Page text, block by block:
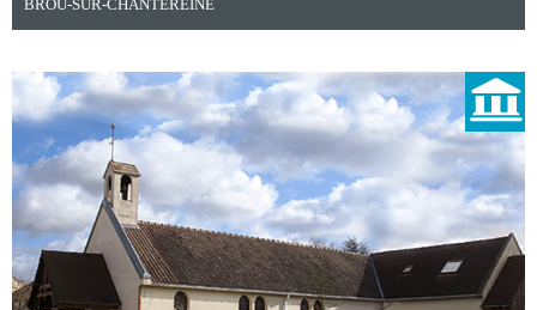
BROU-SUR-CHANTEREINE